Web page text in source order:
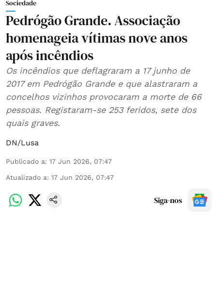
Sociedade
Pedrógão Grande. Associação
homenageia vítimas nove anos
após incêndios
Os incêndios que deflagraram a 17 junho de
2017 em Pedrógão Grande e que alastraram a
concelhos vizinhos provocaram a morte de 66
pessoas. Registaram-se 253 feridos, sete dos
quais graves.
DN/Lusa
Publicado a: 17 Jun 2026, 07:47
Atualizado a: 17 Jun 2026, 07:47
Siga-nos